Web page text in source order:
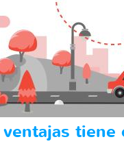
ventajas